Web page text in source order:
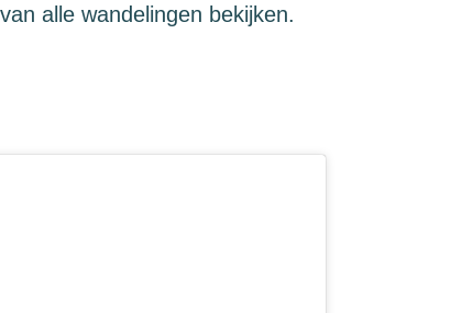
alle wandelingen bekijken.